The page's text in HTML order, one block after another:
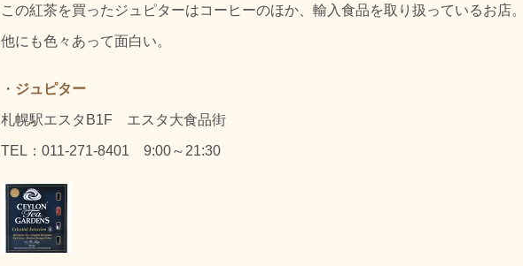
この紅茶を買ったジュピターはコーヒーのほか、輸入食品を取り扱っているお店。
他にも色々あって面白い。
・ ジュピター
札幌駅エスタB1F エスタ大食品街
TEL：011-271-8401 9:00～21:30